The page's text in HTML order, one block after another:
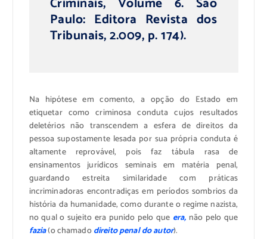
Paulo: Editora Revista dos
Tribunais, 2.009, p. 174).
Na hipótese em comento, a opção do Estado em
etiquetar como criminosa conduta cujos resultados
deletérios não transcendem a esfera de direitos da
pessoa supostamente lesada por sua própria conduta é
altamente reprovável, pois faz tábula rasa de
ensinamentos jurídicos seminais em matéria penal,
guardando estreita similaridade com práticas
incriminadoras encontradiças em períodos sombrios da
história da humanidade, como durante o regime nazista,
no qual o sujeito era punido pelo que era,não pelo que
fazia(o chamadodireito penal do autor).